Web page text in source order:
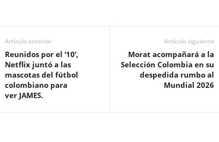
Artículo anterior
Reunidos por el ‘10’,
Netflix juntó a las
mascotas del fútbol
colombiano para
ver JAMES.
Artículo siguiente
Morat acompañará a la
Selección Colombia en su
despedida rumbo al
Mundial 2026